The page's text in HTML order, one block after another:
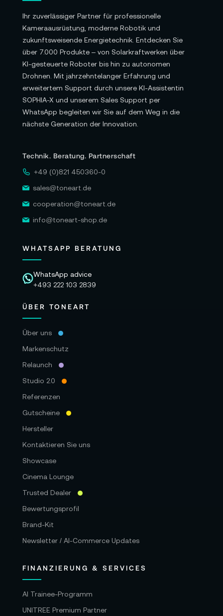
Ihr zuverlässiger Partner für professionelle
Kameraausrüstung, moderne Robotik und
zukunftsweisende Energietechnik. Entdecken Sie
über 7.000 Produkte – von Solarkraftwerken über
KI-gesteuerte Roboter bis hin zu autonomen
Drohnen. Mit jahrzehntelanger Erfahrung und
erweitertem Support durch unsere KI-Assistentin
SOPHIA-X und unserem Sales Support per
WhatsApp begleiten wir Sie auf dem Weg in die
nächste Generation der Innovation.
Technik. Beratung. Partnerschaft
+49 (0)821 450360-0
sales@toneart.de
cooperation@toneart.de
info@toneart-shop.de
WHATSAPP BERATUNG
WhatsApp advice
+493 222 103 2839
ÜBER TONEART
Über uns
Markenschutz
Relaunch
Studio 2.0
Referenzen
Gutscheine
Hersteller
Kontaktieren Sie uns
Showcase
Cinema Lounge
Trusted Dealer
Bewertungsprofil
Brand-Kit
Newsletter / AI-Commerce Updates
FINANZIERUNG & SERVICES
AI Trainee-Programm
UNITREE Premium Partner